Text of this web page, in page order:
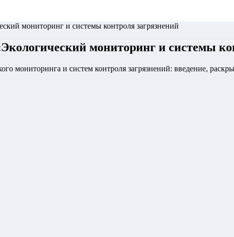
мониторинг и системы контроля загрязнений
Экологический мониторинг и системы
мониторинга и систем контроля загрязнений: введение,